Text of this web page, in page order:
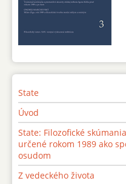
State
Úvod
State: Filozofické
určené rokom 1989 ako
osudom
Z vedeckého života